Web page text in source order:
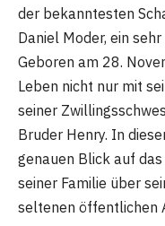
der bekanntesten
Daniel Moder, ein
Geboren am 28.
Leben nicht nur mit
seiner
Bruder Henry. In
genauen Blick auf
seiner Familie über
seltenen öffentlichen